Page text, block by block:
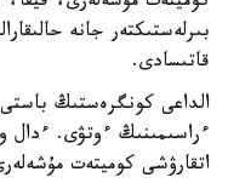
بىرلەستىكتەر جانە
قاتىسادى.
الداعى كونگرەستىڭ
ءراسىمىنىڭ ءوتۋى. ءدال
اتقارۋشى كوميتەت